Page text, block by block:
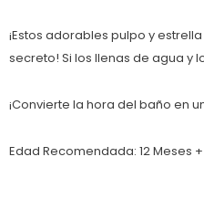
¡Estos adorables pulpo y
secreto! Si los llenas de agua y
¡Convierte la hora del baño en
Edad Recomendada: 12 Meses +